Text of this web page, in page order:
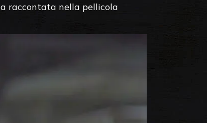
raccontata nella pellicola